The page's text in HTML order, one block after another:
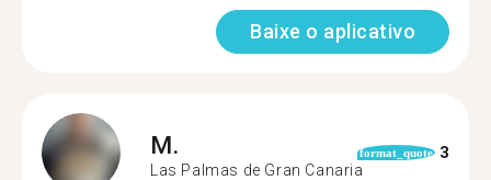
Baixe o aplicativo
M.
Las Palmas de Gran Canaria
format_quote 3